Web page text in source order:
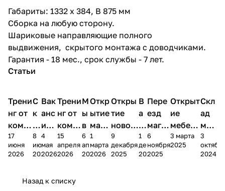
Габариты: 1332 x 384, В 875 мм
Сборка на любую сторону.
Шариковые направляющие полного
выдвижения, скрытого монтажа с доводчиками.
Гарантия - 18 мес., срок службы - 7 лет.
Статьи
Трени
нг от
комп
ании
Мело
17
июня
2026
С
к
и
д
к
2
8
июня
2026
Вак
анс
ия в
Чеб
окс
4
мая
2026
Трени
нг от
комп
ании
Мело
15
апреля
2026
М
ы
в
М
А
6
апреля
2026
Откр
ытие
мага
зина
в
1
марта
2026
Откры
тие
новог
о
магаз
9
декабря
2025
В
а
к
а
н
1
декабря
2025
Пере
езд
магаз
ина в
г.
6
ноября
2025
Открыт
ие
мебель
ного
салона
3 марта
2025
Скл
ад
меб
ели
пер
3
2024
Назад к списку